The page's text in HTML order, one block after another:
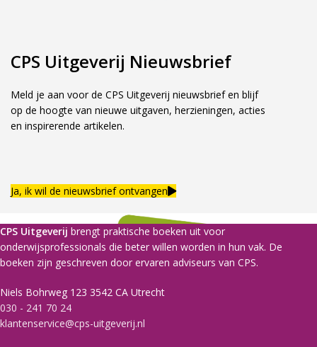
CPS Uitgeverij Nieuwsbrief
Meld je aan voor de CPS Uitgeverij nieuwsbrief en blijf
op de hoogte van nieuwe uitgaven, herzieningen, acties
en inspirerende artikelen.
Ja, ik wil de nieuwsbrief ontvangen
CPS Uitgeverij brengt praktische boeken uit voor
onderwijsprofessionals die beter willen worden in hun vak. De
boeken zijn geschreven door ervaren adviseurs van CPS.
Niels Bohrweg 123 3542 CA Utrecht
030 - 241 70 24
klantenservice@cps-uitgeverij.nl